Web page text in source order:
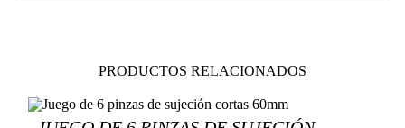
PRODUCTOS RELACIONADOS